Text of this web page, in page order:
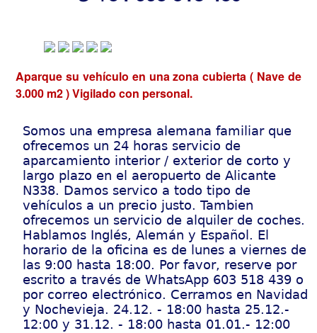
Aparque su vehículo en una zona cubierta ( Nave de
3.000 m2 ) Vigilado con personal.
Somos una empresa alemana familiar que
ofrecemos un 24 horas servicio de
aparcamiento interior / exterior de corto y
largo plazo en el aeropuerto de Alicante
N338. Damos servico a todo tipo de
vehículos a un precio justo. Tambien
ofrecemos un servicio de alquiler de coches.
Hablamos Inglés, Alemán y Español. El
horario de la oficina es de lunes a viernes de
las 9:00 hasta 18:00. Por favor, reserve por
escrito a través de WhatsApp 603 518 439 o
por correo electrónico. Cerramos en Navidad
y Nochevieja. 24.12. - 18:00 hasta 25.12.-
12:00 y 31.12. - 18:00 hasta 01.01.- 12:00